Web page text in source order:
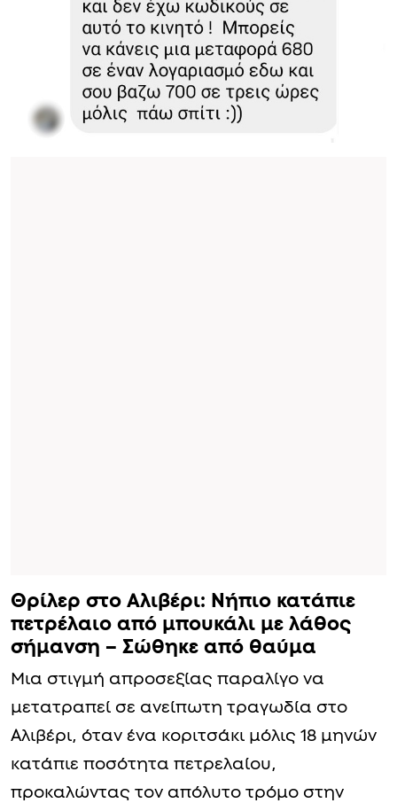
Θρίλερ στο Αλιβέρι: Νήπιο κατάπιε
πετρέλαιο από μπουκάλι με λάθος
σήμανση – Σώθηκε από θαύμα
Μια στιγμή απροσεξίας παραλίγο να
μετατραπεί σε ανείπωτη τραγωδία στο
Αλιβέρι, όταν ένα κοριτσάκι μόλις 18 μηνών
κατάπιε ποσότητα πετρελαίου,
προκαλώντας τον απόλυτο τρόμο στην